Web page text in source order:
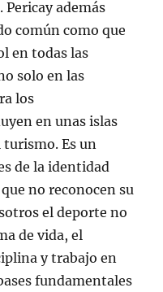
Pericay además
común como que
en todas las
solo en las
los
en unas islas
Es un
de la identidad
no reconocen su
el deporte no
de vida, el
y trabajo en
fundamentales